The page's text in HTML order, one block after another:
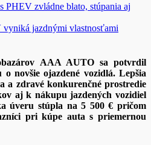
PHEV zvládne blato, stúpania aj
jazdnými vlastnosťami
AAA AUTO sa potvrdil
novšie ojazdené vozidlá. Lepšia
a zdravé konkurenčné prostredie
aj k nákupu jazdených vozidiel
úveru stúpla na 5 500 € pričom
pri kúpe auta s priemernou